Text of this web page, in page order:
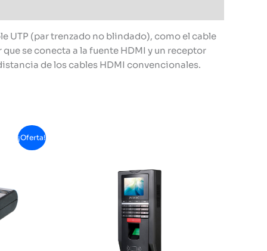
UTP (par trenzado no blindado), como el cable
se conecta a la fuente HDMI y un receptor
de los cables HDMI convencionales.
¡Oferta!